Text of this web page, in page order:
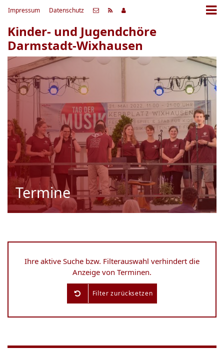
Impressum Datenschutz
Kinder- und Jugendchöre
Darmstadt-Wixhausen
Termine
Ihre aktive Suche bzw. Filterauswahl verhindert die
Anzeige von Terminen.
Filter zurücksetzen